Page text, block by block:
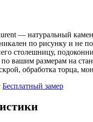
— натуральный
по рисунку и не
столешницу,
по вашим размерам на
обработка торца,
Бесплатный замер